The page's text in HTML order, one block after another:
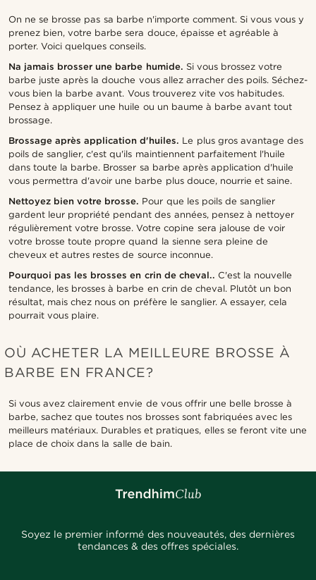
On ne se brosse pas sa barbe n'importe comment. Si vous vous y
prenez bien, votre barbe sera douce, épaisse et agréable à
porter. Voici quelques conseils.
Na jamais brosser une barbe humide. Si vous brossez votre
barbe juste après la douche vous allez arracher des poils. Séchez-
vous bien la barbe avant. Vous trouverez vite vos habitudes.
Pensez à appliquer une huile ou un baume à barbe avant tout
brossage.
Brossage après application d'huiles. Le plus gros avantage des
poils de sanglier, c'est qu'ils maintiennent parfaitement l'huile
dans toute la barbe. Brosser sa barbe après application d'huile
vous permettra d'avoir une barbe plus douce, nourrie et saine.
Nettoyez bien votre brosse. Pour que les poils de sanglier
gardent leur propriété pendant des années, pensez à nettoyer
régulièrement votre brosse. Votre copine sera jalouse de voir
votre brosse toute propre quand la sienne sera pleine de
cheveux et autres restes de source inconnue.
Pourquoi pas les brosses en crin de cheval.. C'est la nouvelle
tendance, les brosses à barbe en crin de cheval. Plutôt un bon
résultat, mais chez nous on préfère le sanglier. A essayer, cela
pourrait vous plaire.
OÙ ACHETER LA MEILLEURE BROSSE À
BARBE EN FRANCE?
Si vous avez clairement envie de vous offrir une belle brosse à
barbe, sachez que toutes nos brosses sont fabriquées avec les
meilleurs matériaux. Durables et pratiques, elles se feront vite une
place de choix dans la salle de bain.
Soyez le premier informé des nouveautés, des dernières
tendances & des offres spéciales.